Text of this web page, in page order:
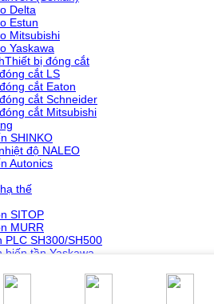
Delta
Estun
Mitsubishi
Yaskawa
Thiết bị đóng cắt
cắt LS
cắt Eaton
cắt Schneider
cắt Mitsubishi
SHINKO
độ NALEO
Autonics
thế
SITOP
MURR
PLC SH300/SH500
biến tần Yaskawa
Servo Sigma 7